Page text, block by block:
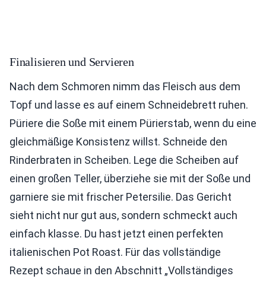
Finalisieren und Servieren
Nach dem Schmoren nimm das Fleisch aus dem
Topf und lasse es auf einem Schneidebrett ruhen.
Püriere die Soße mit einem Pürierstab, wenn du eine
gleichmäßige Konsistenz willst. Schneide den
Rinderbraten in Scheiben. Lege die Scheiben auf
einen großen Teller, überziehe sie mit der Soße und
garniere sie mit frischer Petersilie. Das Gericht
sieht nicht nur gut aus, sondern schmeckt auch
einfach klasse. Du hast jetzt einen perfekten
italienischen Pot Roast. Für das vollständige
Rezept schaue in den Abschnitt „Vollständiges